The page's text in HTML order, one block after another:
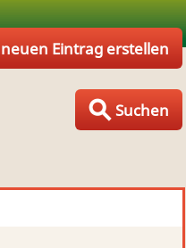
neuen Eintrag erstellen
Suchen